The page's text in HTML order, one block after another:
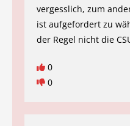
vergesslich, zum
ist aufgefordert zu
der Regel nicht die
0
0